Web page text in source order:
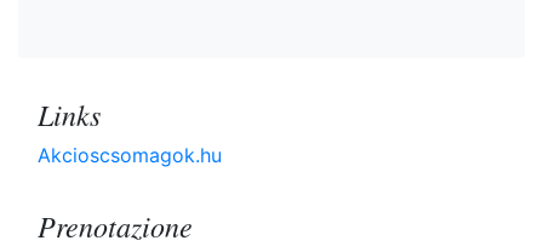
Links
Akcioscsomagok.hu
Prenotazione